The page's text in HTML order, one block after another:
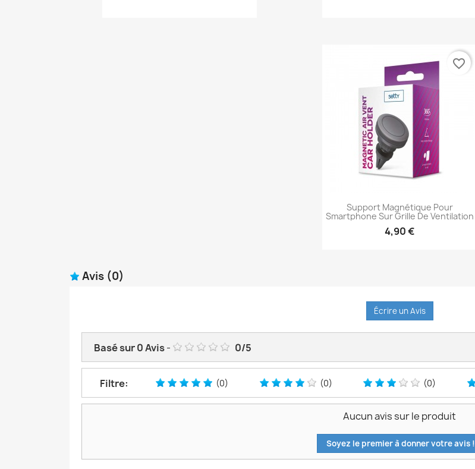
Support Magnétique Pour
Smartphone Sur Grille De Ventilation
4,90 €
favorite_border
Avis (0)
Écrire un Avis
Basé sur0Avis- 0/5
Filtre: (0) (0) (0)
Aucun avis sur le produit
Soyez le premier à donner votre avis !